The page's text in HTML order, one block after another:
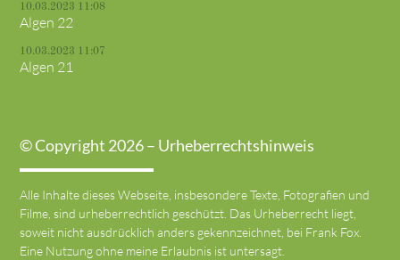
10.03.2023 11:08
Algen 22
10.03.2023 11:07
Algen 21
© Copyright 2026 – Urheberrechtshinweis
Alle Inhalte dieses Webseite, insbesondere Texte, Fotografien und
Filme, sind urheberrechtlich geschützt. Das Urheberrecht liegt,
soweit nicht ausdrücklich anders gekennzeichnet, bei Frank Fox.
Eine Nutzung ohne meine Erlaubnis ist untersagt.